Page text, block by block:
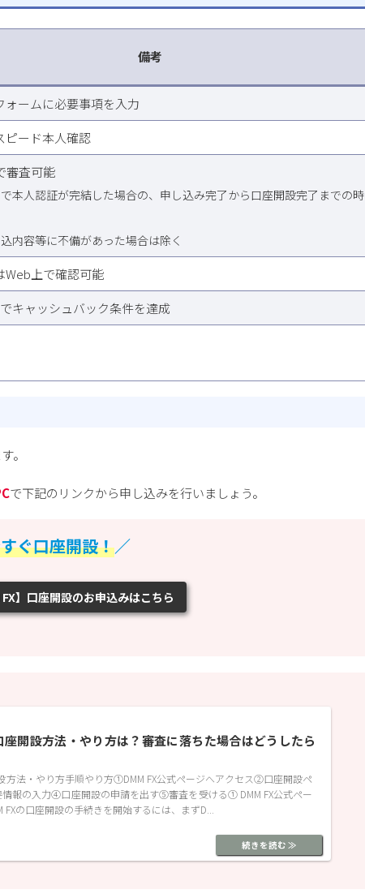
備考
ォームに必要事項を入力
ピード本人確認
審査可能
本人認証が完結した場合の、申し込み完了から口座開設完了までの時
内容等に不備があった場合は除く
Web上で確認可能
キャッシュバック条件を達成
。
で下記のリンクから申し込みを行いましょう。
ぐ口座開設！／
FX】口座開設のお申込みはこちら
座開設方法・やり方は？審査に落ちた場合はどうしたら
方法・やり方手順やり方①DMM FX公式ページへアクセス②口座開設ペ
報の入力④口座開設の申請を出す⑤審査を受ける① DMM FX公式ペー
FXの口座開設の手続きを開始するには、まずD...